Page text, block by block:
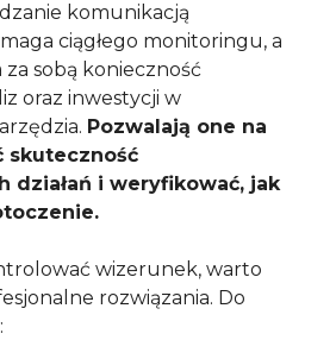
komunikacją
ciągłego monitoringu, a
sobą konieczność
oraz inwestycji w
Pozwalają one na
skuteczność
działań i weryfikować, jak
wizerunek, warto
rozwiązania. Do